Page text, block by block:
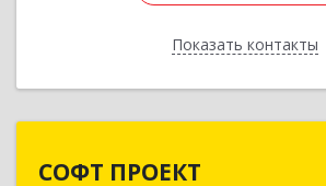
Показать контакты
Назад
СОФТ ПРОЕКТ